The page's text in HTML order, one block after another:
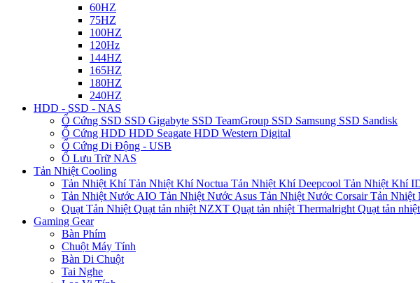
60HZ
75HZ
100HZ
120Hz
144HZ
165HZ
180HZ
240HZ
HDD - SSD - NAS
Ổ Cứng SSD SSD Gigabyte SSD TeamGroup SSD Samsung SSD Sandisk
Ổ Cứng HDD HDD Seagate HDD Western Digital
Ổ Cứng Di Động - USB
Ổ Lưu Trữ NAS
Tản Nhiệt Cooling
Tản Nhiệt KhíTản Nhiệt Khí Noctua Tản Nhiệt Khí Deepcool Tản Nhiệt Khí
Tản Nhiệt Nước AIO Tản Nhiệt Nước Asus Tản Nhiệt Nước CorsairTản
Quạt Tản Nhiệt Quạt tản nhiệt NZXT Quạt tản nhiệt Thermalright Quạt tản
Gaming Gear
Bàn Phím
Chuột Máy Tính
Bàn Di Chuột
Tai Nghe